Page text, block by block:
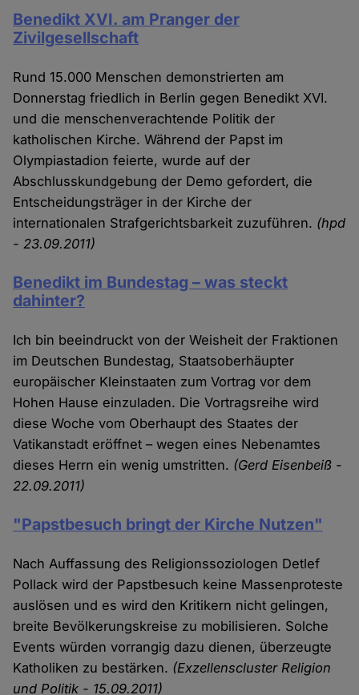
Benedikt XVI. am Pranger der
Zivilgesellschaft
Rund 15.000 Menschen demonstrierten am
Donnerstag friedlich in Berlin gegen Benedikt XVI.
und die menschenverachtende Politik der
katholischen Kirche. Während der Papst im
Olympiastadion feierte, wurde auf der
Abschlusskundgebung der Demo gefordert, die
Entscheidungsträger in der Kirche der
internationalen Strafgerichtsbarkeit zuzuführen. (hpd
- 23.09.2011)
Benedikt im Bundestag – was steckt
dahinter?
Ich bin beeindruckt von der Weisheit der Fraktionen
im Deutschen Bundestag, Staatsoberhäupter
europäischer Kleinstaaten zum Vortrag vor dem
Hohen Hause einzuladen. Die Vortragsreihe wird
diese Woche vom Oberhaupt des Staates der
Vatikanstadt eröffnet – wegen eines Nebenamtes
dieses Herrn ein wenig umstritten. (Gerd Eisenbeiß -
22.09.2011)
"Papstbesuch bringt der Kirche Nutzen"
Nach Auffassung des Religionssoziologen Detlef
Pollack wird der Papstbesuch keine Massenproteste
auslösen und es wird den Kritikern nicht gelingen,
breite Bevölkerungskreise zu mobilisieren. Solche
Events würden vorrangig dazu dienen, überzeugte
Katholiken zu bestärken. (Exzellenscluster Religion
und Politik - 15.09.2011)